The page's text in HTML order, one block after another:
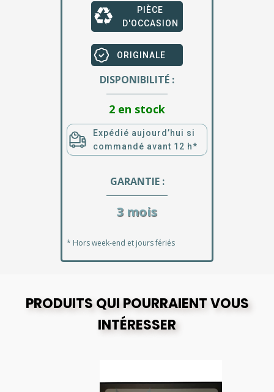
PIÈCE
D'OCCASION
ORIGINALE
DISPONIBILITÉ :
2 en stock
Expédié aujourd’hui si
commandé avant 12 h*
GARANTIE :
3 mois
* Hors week-end et jours fériés
PRODUITS QUI POURRAIENT VOUS
INTÉRESSER